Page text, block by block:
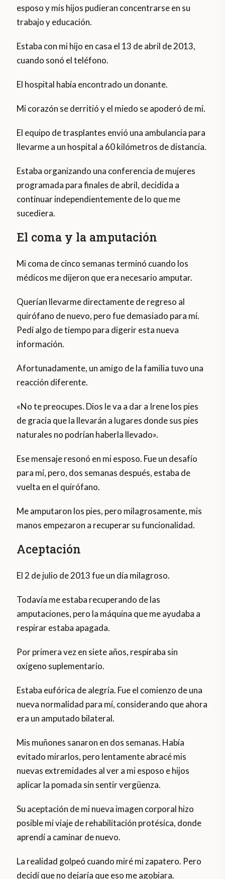
esposo y mis hijos pudieran concentrarse en su
trabajo y educación.
Estaba con mi hijo en casa el 13 de abril de 2013,
cuando sonó el teléfono.
El hospital había encontrado un donante.
Mi corazón se derritió y el miedo se apoderó de mí.
El equipo de trasplantes envió una ambulancia para
llevarme a un hospital a 60 kilómetros de distancia.
Estaba organizando una conferencia de mujeres
programada para finales de abril, decidida a
continuar independientemente de lo que me
sucediera.
El coma y la amputación
Mi coma de cinco semanas terminó cuando los
médicos me dijeron que era necesario amputar.
Querían llevarme directamente de regreso al
quirófano de nuevo, pero fue demasiado para mí.
Pedí algo de tiempo para digerir esta nueva
información.
Afortunadamente, un amigo de la familia tuvo una
reacción diferente.
«No te preocupes. Dios le va a dar a Irene los pies
de gracia que la llevarán a lugares donde sus pies
naturales no podrían haberla llevado».
Ese mensaje resonó en mi esposo. Fue un desafío
para mí, pero, dos semanas después, estaba de
vuelta en el quirófano.
Me amputaron los pies, pero milagrosamente, mis
manos empezaron a recuperar su funcionalidad.
Aceptación
El 2 de julio de 2013 fue un día milagroso.
Todavía me estaba recuperando de las
amputaciones, pero la máquina que me ayudaba a
respirar estaba apagada.
Por primera vez en siete años, respiraba sin
oxígeno suplementario.
Estaba eufórica de alegría. Fue el comienzo de una
nueva normalidad para mí, considerando que ahora
era un amputado bilateral.
Mis muñones sanaron en dos semanas. Había
evitado mirarlos, pero lentamente abracé mis
nuevas extremidades al ver a mi esposo e hijos
aplicar la pomada sin sentir vergüenza.
Su aceptación de mi nueva imagen corporal hizo
posible mi viaje de rehabilitación protésica, donde
aprendí a caminar de nuevo.
La realidad golpeó cuando miré mi zapatero. Pero
decidí que no dejaría que eso me agobiara.